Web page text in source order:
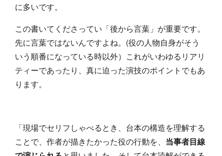
に多いです。
この書いてくださってい「後から言葉」が重要です。
先に言葉ではないんですよね。(役の人物自身がそう
いう順番になっている時以外）これがいわゆるリアリ
ティーであったり、真に迫った演技のポイントでもあ
ります。
「現場でセリフしゃべるとき、台本の構造を理解する
ことで、作者が描きたかった役の行動を、 当事者目線